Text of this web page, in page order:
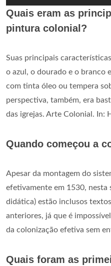
Quais eram as
pintura colonial?
Suas principais
o azul, o dourado e o branco
com tinta óleo ou tempera
perspectiva, também, era
das igrejas. Arte Colonial. In:
Quando começou a
Apesar da montagem do
efetivamente em 1530, nesta
didática) estão inclusos
anteriores, já que é
da colonização efetiva sem
Quais foram as